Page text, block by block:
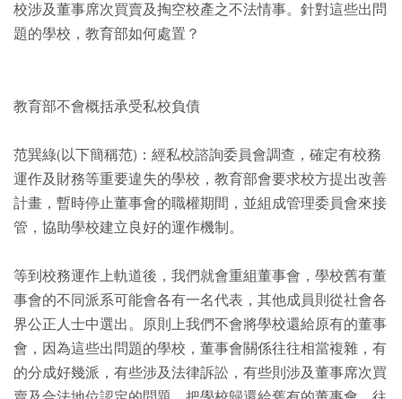
校涉及董事席次買賣及掏空校產之不法情事。針對這些出問
題的學校，教育部如何處置？
教育部不會概括承受私校負債
范巽綠(以下簡稱范)：經私校諮詢委員會調查，確定有校務
運作及財務等重要違失的學校，教育部會要求校方提出改善
計畫，暫時停止董事會的職權期間，並組成管理委員會來接
管，協助學校建立良好的運作機制。
等到校務運作上軌道後，我們就會重組董事會，學校舊有董
事會的不同派系可能會各有一名代表，其他成員則從社會各
界公正人士中選出。原則上我們不會將學校還給原有的董事
會，因為這些出問題的學校，董事會關係往往相當複雜，有
的分成好幾派，有些涉及法律訴訟，有些則涉及董事席次買